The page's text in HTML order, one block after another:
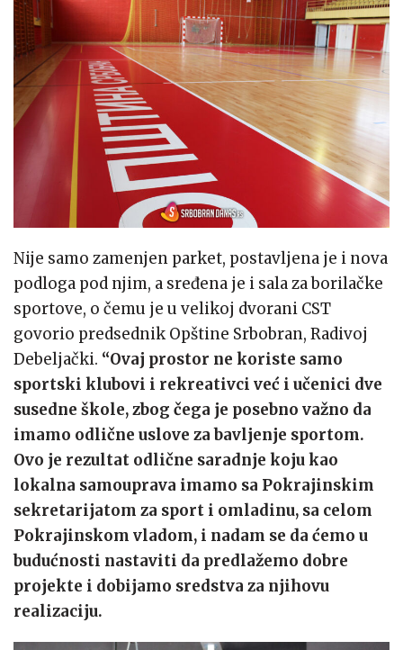
Nije samo zamenjen parket, postavljena je i nova
podloga pod njim, a sređena je i sala za borilačke
sportove, o čemu je u velikoj dvorani CST
govorio predsednik Opštine Srbobran, Radivoj
Debeljački. “Ovaj prostor ne koriste samo
sportski klubovi i rekreativci već i učenici dve
susedne škole, zbog čega je posebno važno da
imamo odlične uslove za bavljenje sportom.
Ovo je rezultat odlične saradnje koju kao
lokalna samouprava imamo sa Pokrajinskim
sekretarijatom za sport i omladinu, sa celom
Pokrajinskom vladom, i nadam se da ćemo u
budućnosti nastaviti da predlažemo dobre
projekte i dobijamo sredstva za njihovu
realizaciju.